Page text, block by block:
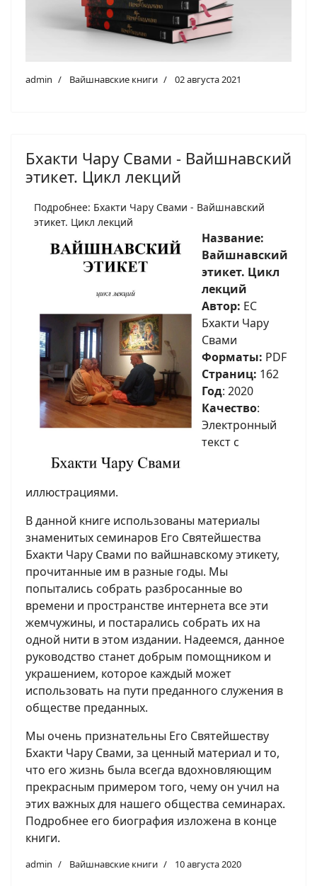
admin Вайшнавские книги 02 августа 2021
Бхакти Чару Свами - Вайшнавский
этикет. Цикл лекций
Подробнее: Бхакти Чару Свами - Вайшнавский
этикет. Цикл лекций
Название:
Вайшнавский
этикет. Цикл
лекций
Автор: ЕС
Бхакти Чару
Свами
Форматы: PDF
Страниц: 162
Год: 2020
Качество:
Электронный
текст с
иллюстрациями.
В данной книге использованы материалы
знаменитых семинаров Его Святейшества
Бхакти Чару Свами по вайшнавскому этикету,
прочитанные им в разные годы. Мы
попытались собрать разбросанные во
времени и пространстве интернета все эти
жемчужины, и постарались собрать их на
одной нити в этом издании. Надеемся, данное
руководство станет добрым помощником и
украшением, которое каждый может
использовать на пути преданного служения в
обществе преданных.
Мы очень признательны Его Святейшеству
Бхакти Чару Свами, за ценный материал и то,
что его жизнь была всегда вдохновляющим
прекрасным примером того, чему он учил на
этих важных для нашего общества семинарах.
Подробнее его биография изложена в конце
книги.
admin Вайшнавские книги 10 августа 2020